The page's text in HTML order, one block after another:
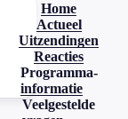
Home
Actueel
Uitzendingen
Reacties
Programma-
informatie
Veelgestelde